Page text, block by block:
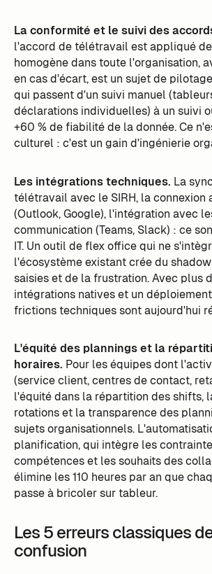
La conformité et le suivi des
l'accord de télétravail est appliqué
homogène dans toute l'organisation,
en cas d'écart, est un sujet de
qui passent d'un suivi manuel
déclarations individuelles) à un suivi
+60 % de fiabilité de la donnée. Ce
culturel : c'est un gain d'ingénierie
Les intégrations techniques. La
télétravail avec le SIRH, la connexion
(Outlook, Google), l'intégration avec
communication (Teams, Slack) : ce
IT. Un outil de flex office qui ne
l'écosystème existant crée du
saisies et de la frustration. Avec plus
intégrations natives et un
frictions techniques sont aujourd'hui
L'équité des plannings et la
horaires. Pour les équipes dont
(service client, centres de contact,
l'équité dans la répartition des shifts,
rotations et la transparence des
sujets organisationnels.
planification, qui intègre les
compétences et les souhaits des
élimine les 110 heures par an que
passe à bricoler sur tableur.
Les 5 erreurs classiques
confusion